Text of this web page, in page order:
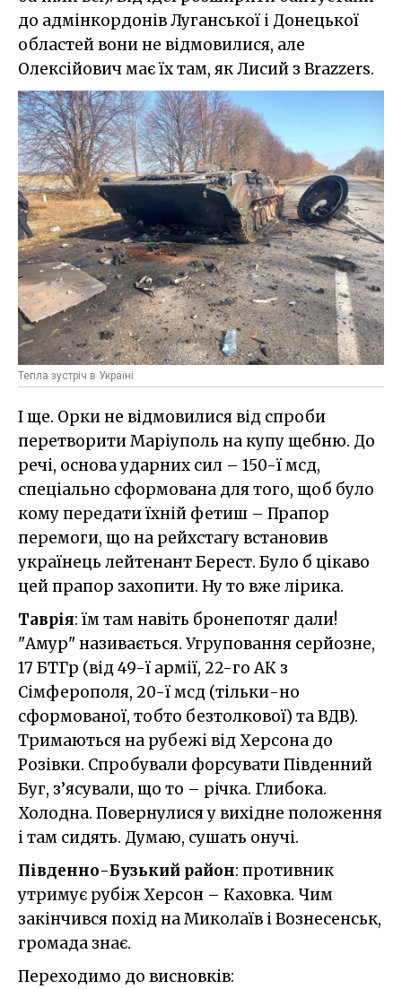
до адмінкордонів Луганської і Донецької
областей вони не відмовилися, але
Олексійович має їх там, як Лисий з Brazzers.
Тепла зустріч в Україні
І ще. Орки не відмовилися від спроби
перетворити Маріуполь на купу щебню. До
речі, основа ударних сил – 150-ї мсд,
спеціально сформована для того, щоб було
кому передати їхній фетиш – Прапор
перемоги, що на рейхстагу встановив
українець лейтенант Берест. Було б цікаво
цей прапор захопити. Ну то вже лірика.
Таврія: їм там навіть бронепотяг дали!
"Амур" називається. Угруповання серйозне,
17 БТГр (від 49-ї армії, 22-го АК з
Сімферополя, 20-ї мсд (тільки-но
сформованої, тобто безтолкової) та ВДВ).
Тримаються на рубежі від Херсона до
Розівки. Спробували форсувати Південний
Буг, з’ясували, що то – річка. Глибока.
Холодна. Повернулися у вихідне положення
і там сидять. Думаю, сушать онучі.
Південно-Бузький район: противник
утримує рубіж Херсон – Каховка. Чим
закінчився похід на Миколаїв і Вознесенськ,
громада знає.
Переходимо до висновків: